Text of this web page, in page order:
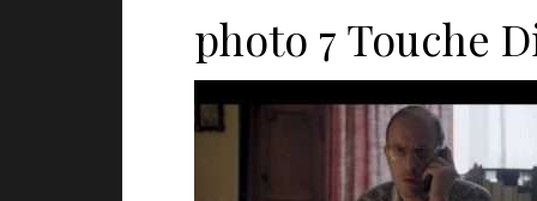
photo 7 Touche